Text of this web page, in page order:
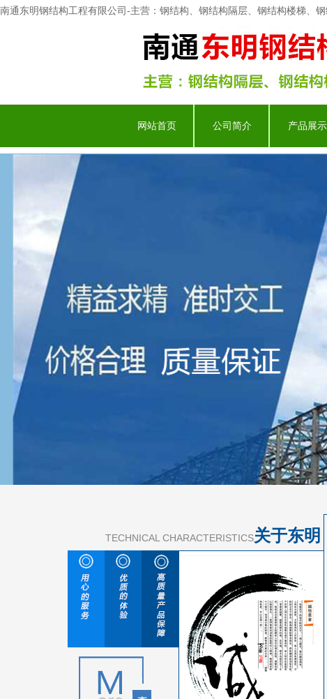
南通东明钢结构工程有限公司-主营：钢结构、钢结构隔层、钢结构楼梯、
网站首页 公司简介 产品展示
TECHNICAL CHARACTERISTICS关于东明